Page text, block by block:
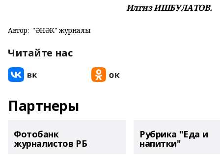
Илгиз ИШБУЛАТОВ.
Автор: "ҺӘНӘК" журналы
Читайте нас
Партнеры
Фотобанк
журналистов РБ
Рубрика "Еда и
напитки"